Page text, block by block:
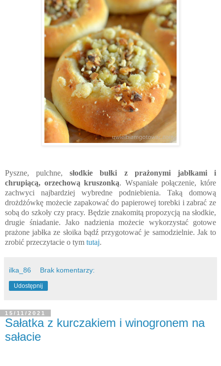
Pyszne, pulchne,słodkie bułki z prażonymi jabłkami i
chrupiącą, orzechową kruszonką. Wspaniałe połączenie, które
zachwyci najbardziej wybredne podniebienia. Taką domową
drożdżówkę możecie zapakować do papierowej torebki i zabrać ze
sobą do szkoły czy pracy. Będzie znakomitą propozycją na słodkie,
drugie śniadanie. Jako nadzienia możecie wykorzystać gotowe
prażone jabłka ze słoika bądź przygotować je samodzielnie. Jak to
zrobić przeczytacie o tym tutaj.
ilka_86 Brak komentarzy:
Udostępnij
15/11/2021
Sałatka z kurczakiem i winogronem na
sałacie